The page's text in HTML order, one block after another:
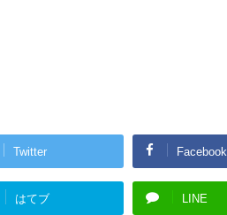
Twitter Facebook
はてブ LINE